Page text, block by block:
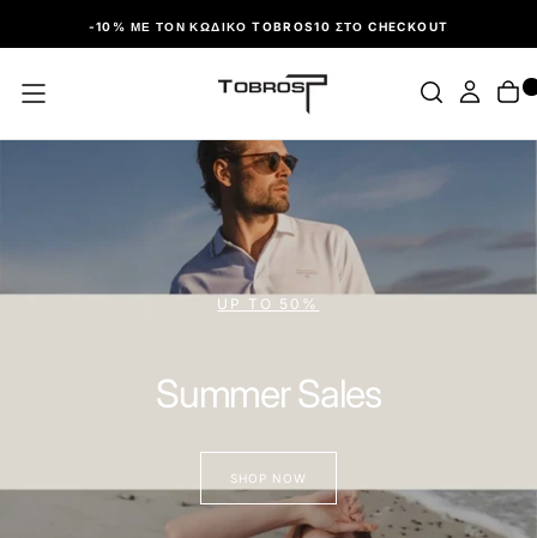
ΠΑΡΆΛΕΙΨΗ-10% ΜΕ ΤΟΝ ΚΩΔΙΚΌ TOBROS10 ΣΤΟ CHECKOUT
ΑΝΑΚΑΛΥΨΤΕ ΤΑ MUST-HAVES
Τσάντες &
SHOP NOW